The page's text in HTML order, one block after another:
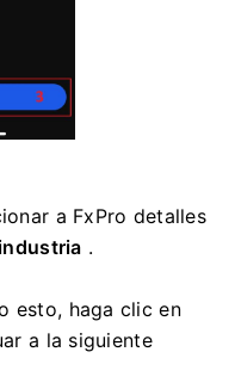
a FxPro detalles
.
esto, haga clic en
a la siguiente